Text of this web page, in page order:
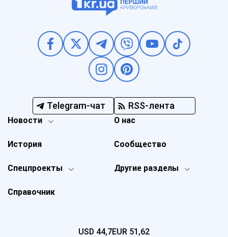
Telegram-чат RSS-лента
Новости
Спецпроекты Другие разделы
История
О нас
Справочник
Сообщество
USD 44,7EUR 51,62